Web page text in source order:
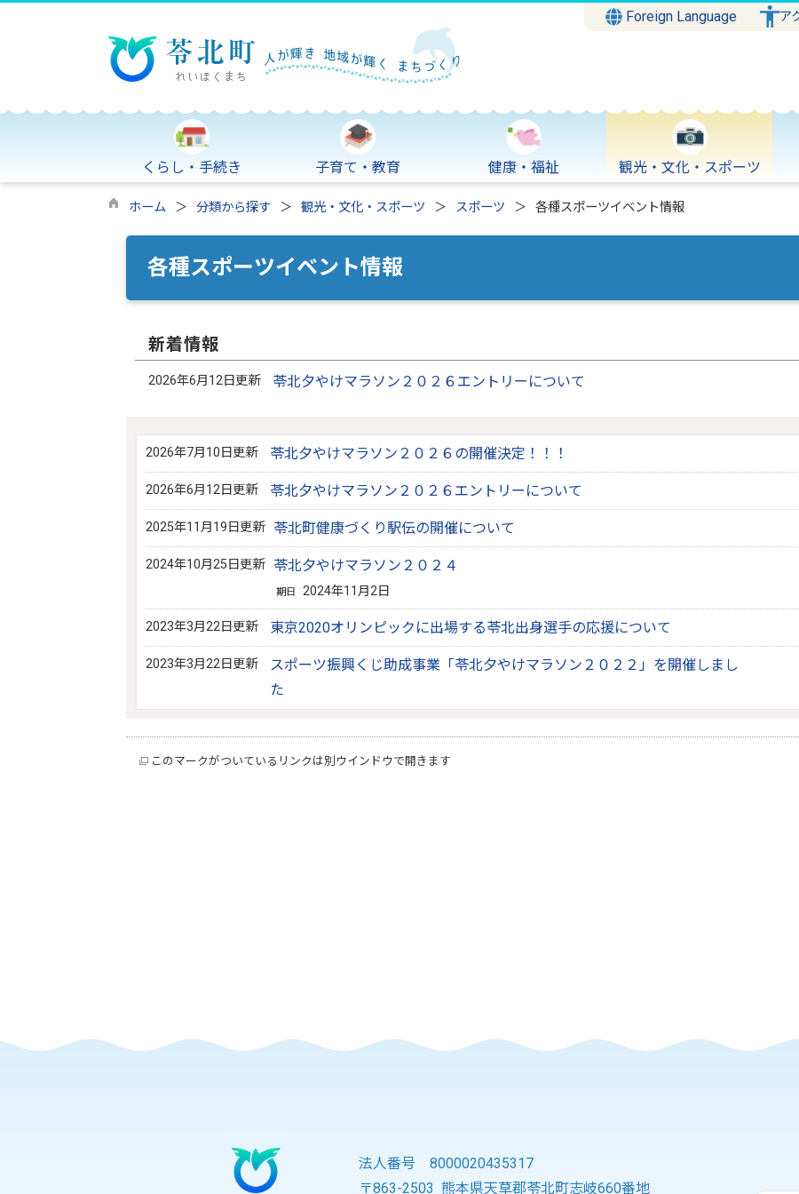
Foreign Language ア
くらし・手続き 子育て・教育 健康・福祉 観光・文化・スポーツ
ホーム 分類から探す 観光・文化・スポーツ スポーツ 各種スポーツイベント情報
各種スポーツイベント情報
新着情報
2026年6月12日更新 苓北夕やけマラソン２０２６エントリーについて
2026年7月10日更新 苓北夕やけマラソン２０２６の開催決定！！！
2026年6月12日更新 苓北夕やけマラソン２０２６エントリーについて
2025年11月19日更新 苓北町健康づくり駅伝の開催について
2024年10月25日更新 苓北夕やけマラソン２０２４
期日 2024年11月2日
2023年3月22日更新 東京2020オリンピックに出場する苓北出身選手の応援について
2023年3月22日更新
スポーツ振興くじ助成事業「苓北夕やけマラソン２０２２」を開催しまし
た
このマークがついているリンクは別ウインドウで開きます
法人番号 8000020435317
〒863-2503 熊本県天草郡苓北町志岐660番地